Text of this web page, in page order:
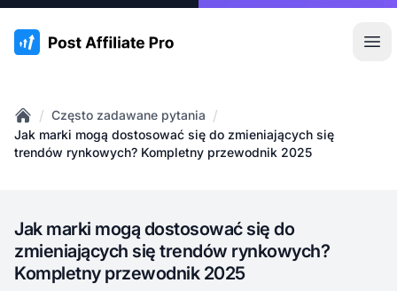
:site.title
Home
/ Często zadawane pytania /
Jak marki mogą dostosować się do zmieniających się
trendów rynkowych? Kompletny przewodnik 2025
Jak marki mogą dostosować się do
zmieniających się trendów rynkowych?
Kompletny przewodnik 2025